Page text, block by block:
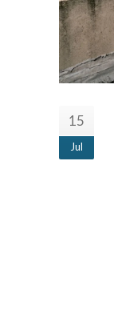
15
Jul